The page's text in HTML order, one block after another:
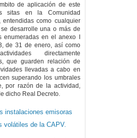
de aplicación de este
sitas en la Comunidad
entendidas como cualquier
desarrolle una o más de
enumeradas en el anexo I
de 31 de enero, así como
directamente
que guarden relación de
llevadas a cabo en
superando los umbrales
por razón de la actividad,
dicho Real Decreto.
instalaciones emisoras
volátiles de la CAPV.